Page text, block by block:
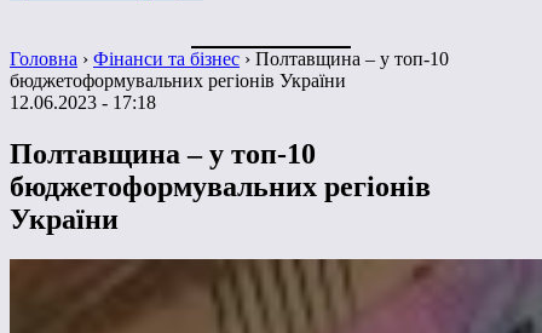
Головна › Фінанси та бізнес › Полтавщина – у топ-10
бюджетоформувальних регіонів України
12.06.2023 - 17:18
Полтавщина – у топ-10
бюджетоформувальних регіонів
України